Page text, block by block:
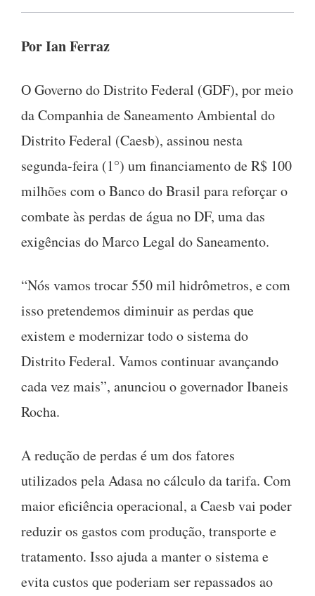
Por Ian Ferraz
O Governo do Distrito Federal (GDF), por meio
da Companhia de Saneamento Ambiental do
Distrito Federal (Caesb), assinou nesta
segunda-feira (1°) um financiamento de R$ 100
milhões com o Banco do Brasil para reforçar o
combate às perdas de água no DF, uma das
exigências do Marco Legal do Saneamento.
“Nós vamos trocar 550 mil hidrômetros, e com
isso pretendemos diminuir as perdas que
existem e modernizar todo o sistema do
Distrito Federal. Vamos continuar avançando
cada vez mais”, anunciou o governador Ibaneis
Rocha.
A redução de perdas é um dos fatores
utilizados pela Adasa no cálculo da tarifa. Com
maior eficiência operacional, a Caesb vai poder
reduzir os gastos com produção, transporte e
tratamento. Isso ajuda a manter o sistema e
evita custos que poderiam ser repassados ao